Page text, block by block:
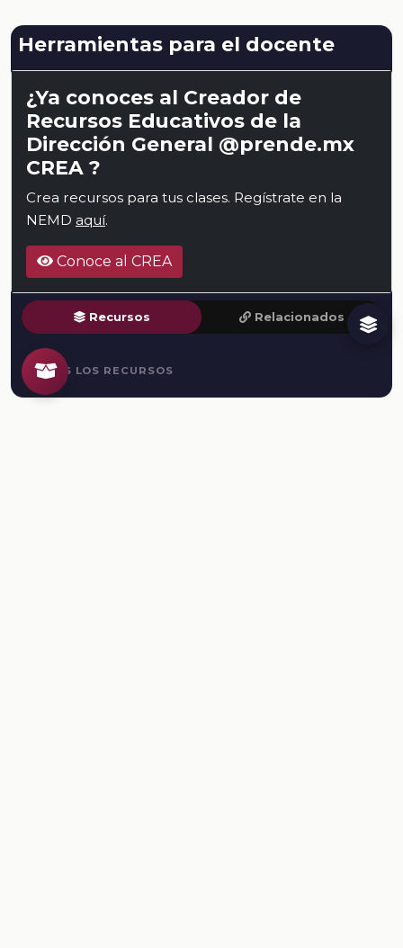
Herramientas para el docente
¿Ya conoces al Creador de
Recursos Educativos de la
Dirección General @prende.mx
CREA ?
Crea recursos para tus clases. Regístrate en la
NEMD aquí.
Conoce al CREA
Recursos Relacionados
TODOS LOS RECURSOS